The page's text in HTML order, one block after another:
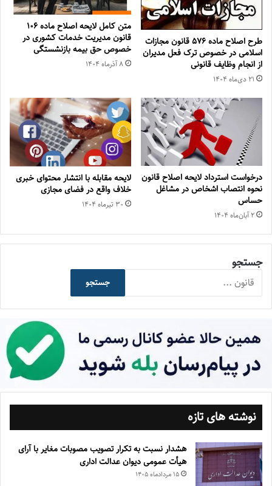
طرح اصلاح ماده ۵۷۶ قانون مجازات
اسلامی در خصوص ترک فعل مدیران
از انجام وظایف قانونی
۲۱ دی‌ماه ۱۴۰۴
متن کامل لایحه اصلاح ماده ۱۰۶
قانون مدیریت خدمات کشوری در
خصوص حق بیمه بازنشستگی
۸ آذر‌ماه ۱۴۰۴
درخواست استرداد لایحه اصلاح قانون
نحوه انتصاب اشخاص در مشاغل
حساس
۲ آبان‌ماه ۱۴۰۴
لایحه مقابله با انتشار محتوای خبری
خلاف واقع در فضای مجازی
۳۰ تیر‌ماه ۱۴۰۴
جستجو
جستجو
نوشته های تازه
هشدار نسبت به تکرار تصویب مصوبات مغایر با آرای
هیأت عمومی دیوان عدالت اداری
۱۵ مرداد‌ماه ۱۴۰۵